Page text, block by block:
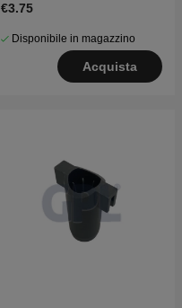
€3.75
Disponibile in magazzino
Acquista